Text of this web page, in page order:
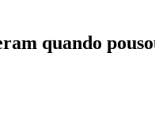
quando